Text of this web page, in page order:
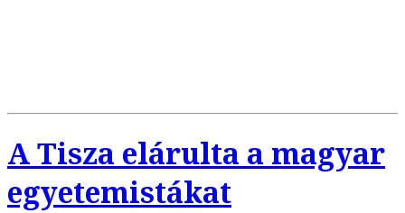
A Tisza elárulta a magyar
egyetemistákat